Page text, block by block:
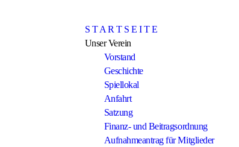
S T A R T S E I T E
Unser Verein
Vorstand
Geschichte
Spiellokal
Anfahrt
Satzung
Finanz- und Beitragsordnung
Aufnahmeantrag für Mitglieder